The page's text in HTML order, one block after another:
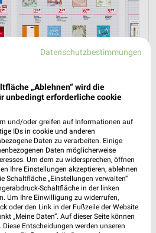
für Rossmann in
Datenschutzbestimmungen
„Ablehnen“ wird die
unbedingt erforderliche cookie
und/oder greifen auf Informationen auf
IDs in cookie und anderen
Daten zu verarbeiten. Einige
Daten möglicherweise
Um dem zu widersprechen, öffnen
Ihre Einstellungen akzeptieren, ablehnen
Schaltfläche „Einstellungen verwalten“
Schaltfläche in der linken
Um Ihre Einwilligung zu widerrufen,
oder den Link in der Fußzeile der Website
„Meine Daten“. Auf dieser Seite können
Entscheidungen werden unseren